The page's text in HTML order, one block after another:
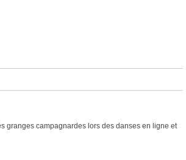
granges campagnardes lors des danses en ligne et